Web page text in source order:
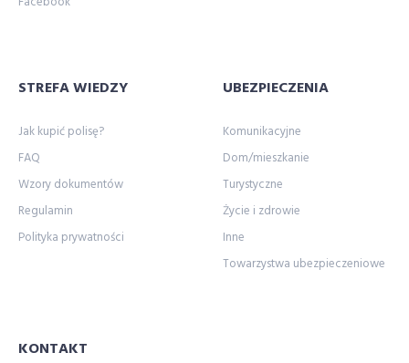
STREFA WIEDZY
Jak kupić polisę?
FAQ
Wzory dokumentów
Regulamin
Polityka prywatności
UBEZPIECZENIA
Komunikacyjne
Dom/mieszkanie
Turystyczne
Życie i zdrowie
Inne
Towarzystwa ubezpieczeniowe
KONTAKT